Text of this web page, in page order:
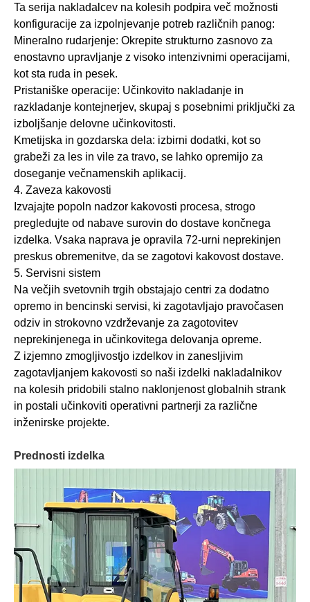
Ta serija nakladalcev na kolesih podpira več možnosti
konfiguracije za izpolnjevanje potreb različnih panog:
Mineralno rudarjenje: Okrepite strukturno zasnovo za
enostavno upravljanje z visoko intenzivnimi operacijami,
kot sta ruda in pesek.
Pristaniške operacije: Učinkovito nakladanje in
razkladanje kontejnerjev, skupaj s posebnimi priključki za
izboljšanje delovne učinkovitosti.
Kmetijska in gozdarska dela: izbirni dodatki, kot so
grabeži za les in vile za travo, se lahko opremijo za
doseganje večnamenskih aplikacij.
4. Zaveza kakovosti
Izvajajte popoln nadzor kakovosti procesa, strogo
pregledujte od nabave surovin do dostave končnega
izdelka. Vsaka naprava je opravila 72-urni neprekinjen
preskus obremenitve, da se zagotovi kakovost dostave.
5. Servisni sistem
Na večjih svetovnih trgih obstajajo centri za dodatno
opremo in bencinski servisi, ki zagotavljajo pravočasen
odziv in strokovno vzdrževanje za zagotovitev
neprekinjenega in učinkovitega delovanja opreme.
Z izjemno zmogljivostjo izdelkov in zanesljivim
zagotavljanjem kakovosti so naši izdelki nakladalnikov
na kolesih pridobili stalno naklonjenost globalnih strank
in postali učinkoviti operativni partnerji za različne
inženirske projekte.
Prednosti izdelka